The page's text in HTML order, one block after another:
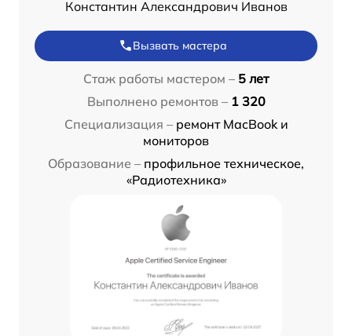
Константин Александрович Иванов
Вызвать мастера
Стаж работы мастером – 5 лет
Выполнено ремонтов – 1 320
Специализация – ремонт MacBook и
мониторов
Образование – профильное техническое,
«Радиотехника»